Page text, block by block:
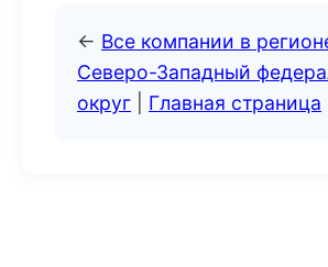
← Все компании в
Северо-Западный
округ
Главная страница